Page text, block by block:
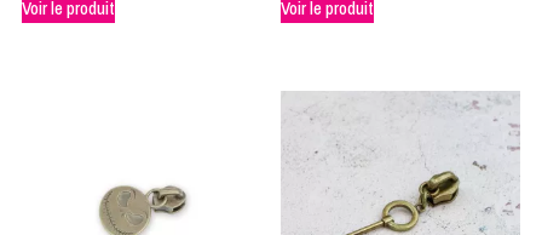
Voir le produit
Voir le produit